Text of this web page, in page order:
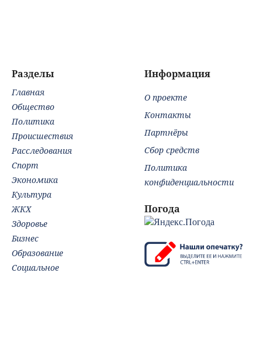
Разделы
Главная
Общество
Политика
Происшествия
Расследования
Спорт
Экономика
Культура
ЖКХ
Здоровье
Бизнес
Образование
Социальное
Информация
О проекте
Контакты
Партнёры
Сбор средств
Политика
конфиденциальности
Погода